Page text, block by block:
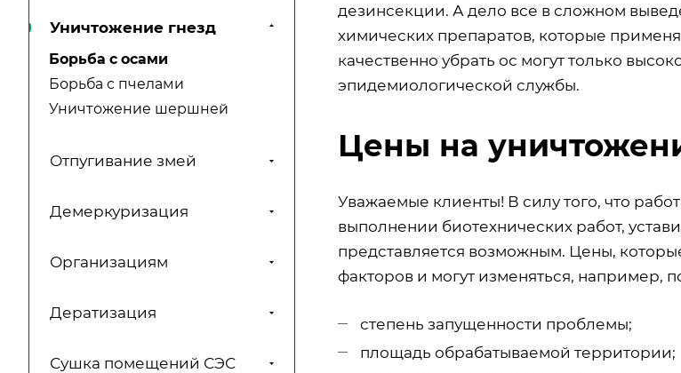
дезинсекции. А дело все в сложном
химических препаратов, которые
качественно убрать ос могут только
эпидемиологической службы.
Цены на
Уважаемые клиенты! В силу того, что
выполнении биотехнических работ,
представляется возможным. Цены,
факторов и могут изменяться, например,
степень запущенности проблемы;
площадь обрабатываемой территории;
Уничтожение гнезд
Борьба с осами
Борьба с пчелами
Уничтожение шершней
Отпугивание змей
Демеркуризация
Организациям
Дератизация
Сушка помещений СЭС